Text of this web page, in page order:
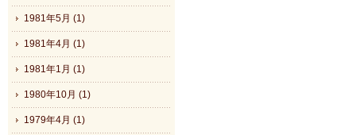
1981年5月 (1)
1981年4月 (1)
1981年1月 (1)
1980年10月 (1)
1979年4月 (1)